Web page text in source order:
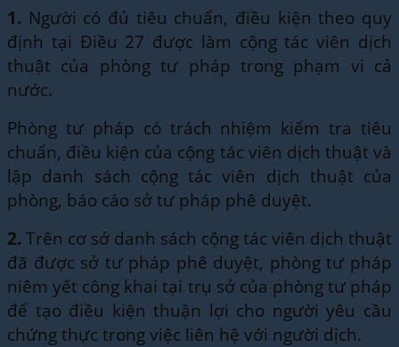
1. Người có đủ tiêu chuẩn, điều kiện theo quy
định tại Điều 27 được làm cộng tác viên dịch
thuật của phòng tư pháp trong phạm vi cả
nước.
Phòng tư pháp có trách nhiệm kiểm tra tiêu
chuẩn, điều kiện của cộng tác viên dịch thuật và
lập danh sách cộng tác viên dịch thuật của
phòng, báo cáo sở tư pháp phê duyệt.
2. Trên cơ sở danh sách cộng tác viên dịch thuật
đã được sở tư pháp phê duyệt, phòng tư pháp
niêm yết công khai tại trụ sở của phòng tư pháp
để tạo điều kiện thuận lợi cho người yêu cầu
chứng thực trong việc liên hệ với người dịch.